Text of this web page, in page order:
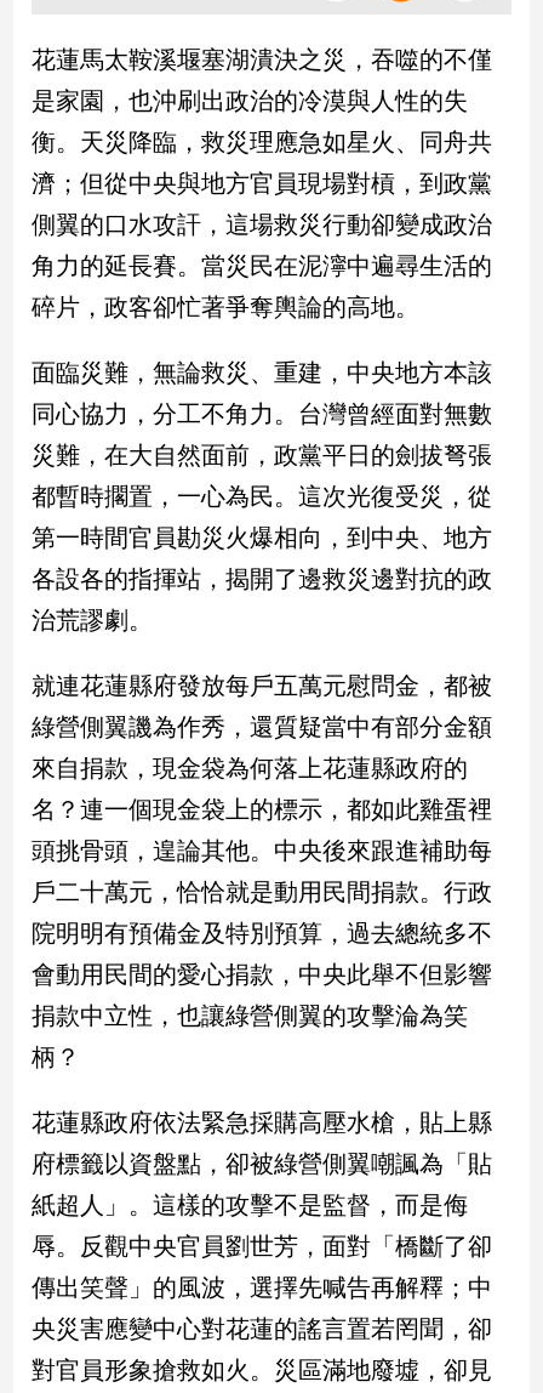
政
治
政
治
焦
品
觀
點
民
國
會
點
觀
點
兩
國
際
會/
地
方
新
冠
毒
專
區
台
灣
觀
點
南
台
灣
觀
點
花蓮馬太鞍溪堰塞湖潰決之災，吞噬的不僅
是家園，也沖刷出政治的冷漠與人性的失
衡。天災降臨，救災理應急如星火、同舟共
濟；但從中央與地方官員現場對槓，到政黨
側翼的口水攻訐，這場救災行動卻變成政治
角力的延長賽。當災民在泥濘中遍尋生活的
碎片，政客卻忙著爭奪輿論的高地。
面臨災難，無論救災、重建，中央地方本該
同心協力，分工不角力。台灣曾經面對無數
災難，在大自然面前，政黨平日的劍拔弩張
都暫時擱置，一心為民。這次光復受災，從
第一時間官員勘災火爆相向，到中央、地方
各設各的指揮站，揭開了邊救災邊對抗的政
治荒謬劇。
就連花蓮縣府發放每戶五萬元慰問金，都被
綠營側翼譏為作秀，還質疑當中有部分金額
來自捐款，現金袋為何落上花蓮縣政府的
名？連一個現金袋上的標示，都如此雞蛋裡
頭挑骨頭，遑論其他。中央後來跟進補助每
戶二十萬元，恰恰就是動用民間捐款。行政
院明明有預備金及特別預算，過去總統多不
會動用民間的愛心捐款，中央此舉不但影響
捐款中立性，也讓綠營側翼的攻擊淪為笑
柄？
花蓮縣政府依法緊急採購高壓水槍，貼上縣
府標籤以資盤點，卻被綠營側翼嘲諷為「貼
紙超人」。這樣的攻擊不是監督，而是侮
辱。反觀中央官員劉世芳，面對「橋斷了卻
傳出笑聲」的風波，選擇先喊告再解釋；中
央災害應變中心對花蓮的謠言置若罔聞，卻
對官員形象搶救如火。災區滿地廢墟，卻見